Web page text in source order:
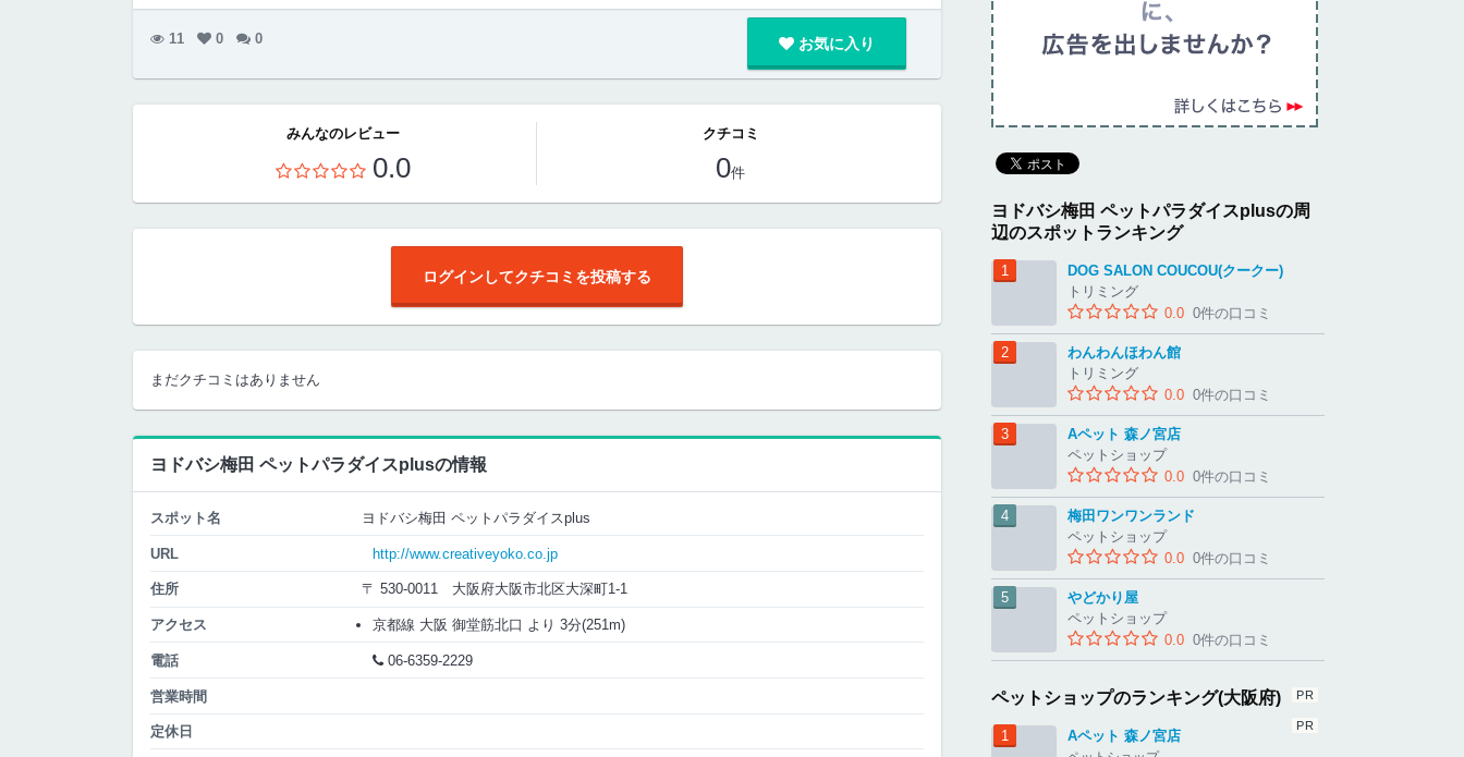
11 0 0 お気に入り
みんなのレビュー
0.0
クチコミ
0件
ログインしてクチコミを投稿する
まだクチコミはありません
ヨドバシ梅田 ペットパラダイスplusの情報
スポット名 ヨドバシ梅田 ペットパラダイスplus
URL http://www.creativeyoko.co.jp
住所 〒 530-0011 大阪府大阪市北区大深町1-1
アクセス 京都線 大阪 御堂筋北口 より 3分(251m)
電話 06-6359-2229
営業時間
定休日
ヨドバシ梅田 ペットパラダイスplusの周
辺のスポットランキング
DOG SALON COUCOU(クークー)
トリミング
0.0 0件の口コミ
わんわんほわん館
トリミング
0.0 0件の口コミ
Aペット 森ノ宮店
ペットショップ
0.0 0件の口コミ
梅田ワンワンランド
ペットショップ
0.0 0件の口コミ
やどかり屋
ペットショップ
0.0 0件の口コミ
ペットショップのランキング(大阪府)
Aペット 森ノ宮店